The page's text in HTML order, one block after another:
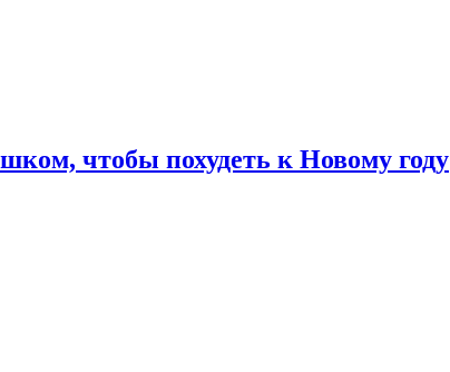
чтобы похудеть к Новому году